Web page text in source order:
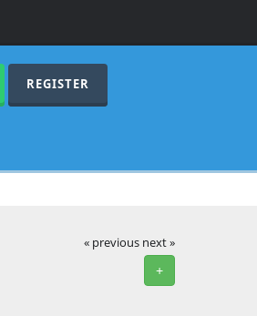
REGISTER
« previous next »
+